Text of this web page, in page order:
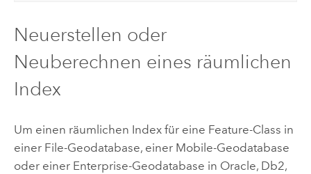
Neuerstellen oder
Neuberechnen eines räumlichen
Index
Um einen räumlichen Index für eine Feature-Class in
einer File-Geodatabase, einer Mobile-Geodatabase
oder einer Enterprise-Geodatabase in Oracle, Db2,